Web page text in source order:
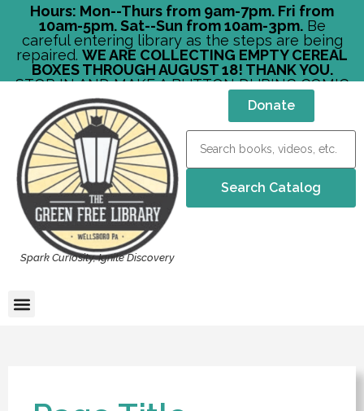
Hours: Mon--Thurs from 9am-7pm. Fri from
10am-5pm. Sat--Sun from 10am-3pm.Be
careful entering library as the steps are being
repaired. WE ARE COLLECTING EMPTY CEREAL
BOXES THROUGH AUGUST 18! THANK YOU.
STOP IN AND MAKE A BUTTON DURING COMIC
Spark Curiosity, Ignite Discovery
Donate